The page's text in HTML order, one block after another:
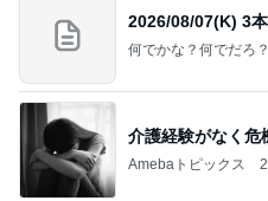
2026/08/07(K) 3本
何でかな？何でだろ？
介護経験がなく危
Amebaトピックス